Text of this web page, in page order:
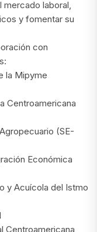
laboral,
y fomentar su
con
la Mipyme
Centroamericana
(SE-
Económica
y Acuícola del Istmo
Centroamericana